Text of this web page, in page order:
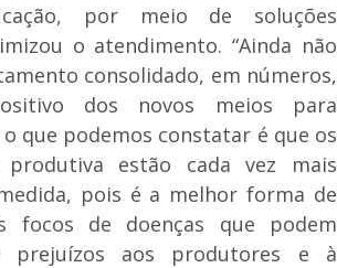
por meio de soluções
o atendimento. “Ainda não
consolidado, em números,
dos novos meios para
que podemos constatar é que os
estão cada vez mais
pois é a melhor forma de
focos de doenças que podem
prejuízos aos produtores e à